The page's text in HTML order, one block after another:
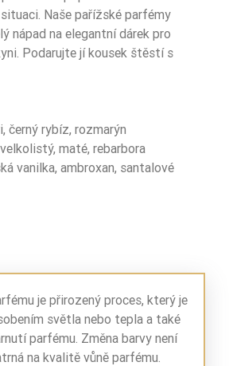
Naše pařížské parfémy
nápad na elegantní dárek pro
Podarujte jí kousek štěstí s
černý rybíz, rozmarýn
maté, rebarbora
vanilka, ambroxan, santalové
je přirozený proces, který je
světla nebo tepla a také
parfému. Změna barvy není
na kvalitě vůně parfému.